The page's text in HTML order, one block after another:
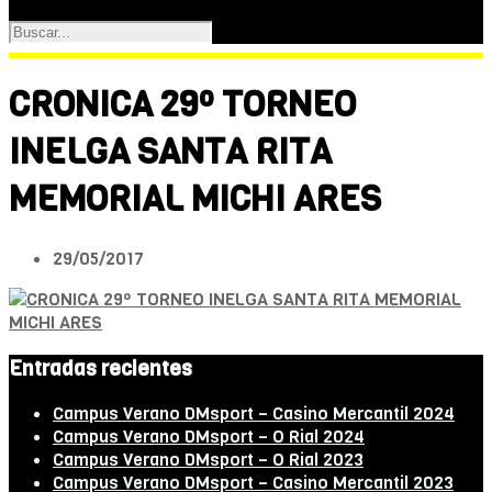
CRONICA 29º TORNEO
INELGA SANTA RITA
MEMORIAL MICHI ARES
29/05/2017
Entradas recientes
Campus Verano DMsport – Casino Mercantil 2024
Campus Verano DMsport – O Rial 2024
Campus Verano DMsport – O Rial 2023
Campus Verano DMsport – Casino Mercantil 2023